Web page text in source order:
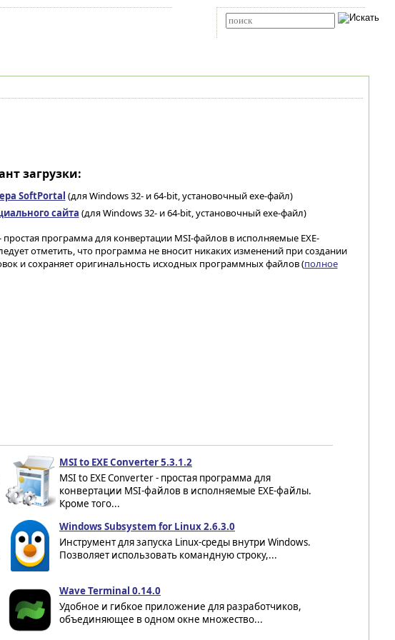
загрузки:
SoftPortal (для Windows 32- и 64-bit, установочный exe-файл)
сайта (для Windows 32- и 64-bit, установочный exe-файл)
простая программа для конвертации MSI-файлов в исполняемые EXE-
отметить, что программа не вносит никаких изменений при создании
и сохраняет оригинальность исходных программных файлов (полное
MSI to EXE Converter 5.3.1.2
MSI to EXE Converter - простая программа для
конвертации MSI-файлов в исполняемые EXE-файлы.
Кроме того...
Windows Subsystem for Linux 2.6.3.0
Инструмент для запуска Linux-среды внутри Windows.
Позволяет использовать командную строку,...
Wave Terminal 0.14.0
Удобное и гибкое приложение для разработчиков,
объединяющее в одном окне множество...